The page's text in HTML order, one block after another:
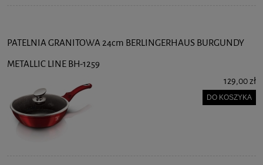
PATELNIA GRANITOWA 24cm BERLINGERHAUS BURGUNDY
METALLIC LINE BH-1259
129,00 zł
DO KOSZYKA